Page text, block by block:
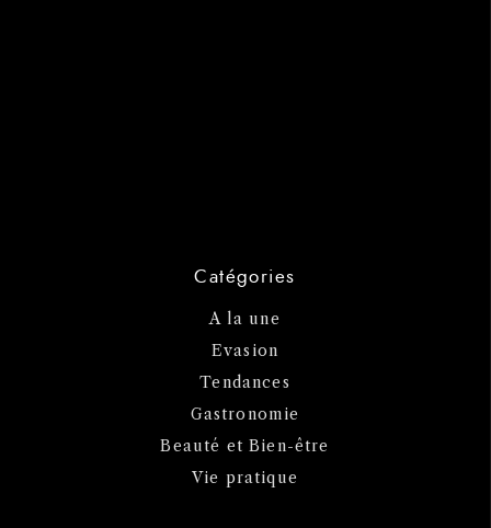
Catégories
A la une
Evasion
Tendances
Gastronomie
Beauté et Bien-être
Vie pratique